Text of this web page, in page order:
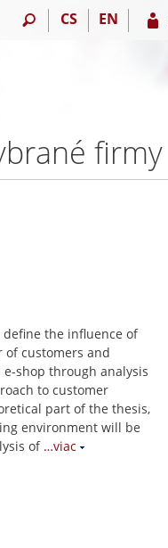
CS EN
the influence of
of customers and
shop through analysis
to customer
part of the thesis,
environment will be
of …viac